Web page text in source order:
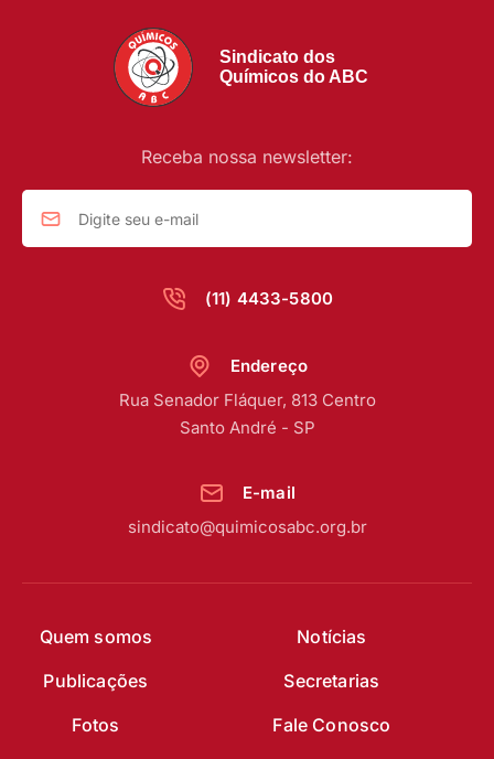
Sindicato dos
Químicos do ABC
(11) 4433-5800
Receba nossa newsletter:
Quem somos
Notícias
Publicações
Secretarias
Fotos
Fale Conosco
Endereço
Rua Senador Fláquer, 813 Centro
Santo André - SP
E-mail
sindicato@quimicosabc.org.br